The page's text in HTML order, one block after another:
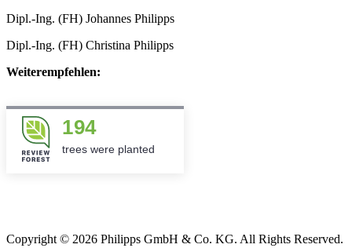
Dipl.-Ing. (FH) Johannes Philipps
Dipl.-Ing. (FH) Christina Philipps
Weiterempfehlen:
194
trees were planted
Copyright © 2026 Philipps GmbH & Co. KG. All Rights Reserved.